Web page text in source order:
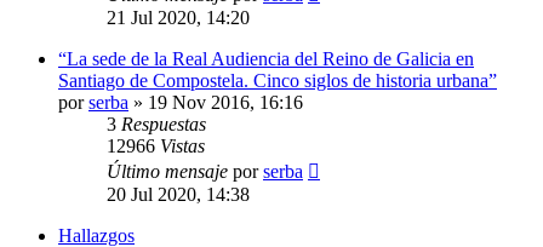
21 Jul 2020, 14:20
“La sede de la Real Audiencia del Reino de Galicia en
Santiago de Compostela. Cinco siglos de historia urbana”
porserba » 19 Nov 2016, 16:16
3 Respuestas
12966 Vistas
Último mensaje porserba
20 Jul 2020, 14:38
Hallazgos